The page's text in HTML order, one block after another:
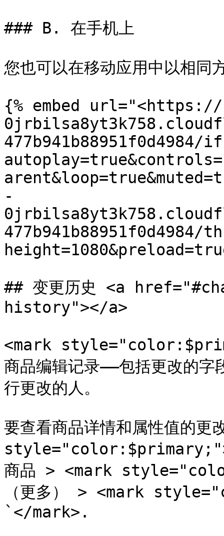
### B. 在手机上
您也可以在移动应用中以相同
{% embed url="<https://
477b941b88951f0d4984/
-
## 变更历史 <a
history"></a>
<mark
商品编辑记录——包括更改的字
行更改的人。
要查看商品详情和属性值的更
商品 > <mark
（更多） > <mark
`</mark>.